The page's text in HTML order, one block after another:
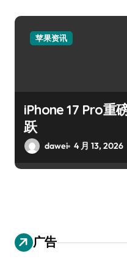
苹果资讯
iPhone 17 Pro重
跃
dawei 4 月 13, 2026
广告